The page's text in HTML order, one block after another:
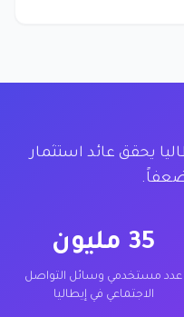
يحقق عائد استثمار
35 مليون
عدد مستخدمي وسائل التواصل
الاجتماعي في إيطاليا